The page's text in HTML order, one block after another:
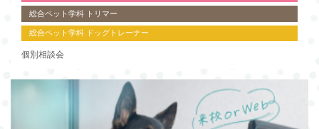
総合ペット学科 トリマー
総合ペット学科 ドッグトレーナー
個別相談会